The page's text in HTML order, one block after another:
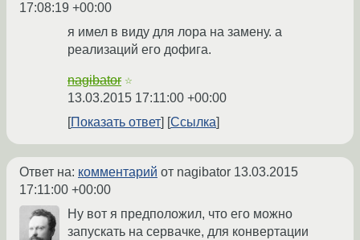
17:08:19 +00:00
я имел в виду для лора на замену. а
реализаций его дофига.
nagibator ☆
13.03.2015 17:11:00 +00:00
Показать ответ
Ссылка
Ответ на: комментарий от nagibator 13.03.2015
17:11:00 +00:00
Ну вот я предположил, что его можно
запускать на сервачке, для конвертации